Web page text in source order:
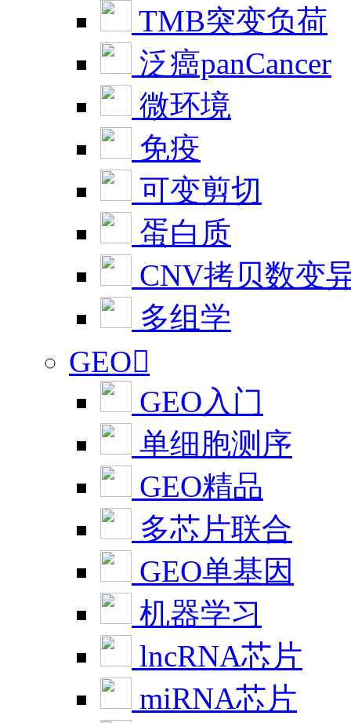
TMB突变负荷
泛癌panCancer
微环境
免疫
可变剪切
蛋白质
CNV拷贝数变
多组学
GEO
GEO入门
单细胞测序
GEO精品
多芯片联合
GEO单基因
机器学习
lncRNA芯片
miRNA芯片